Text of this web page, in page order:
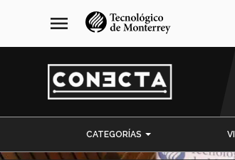
navegación
principal
menu
CATEGORÍAS